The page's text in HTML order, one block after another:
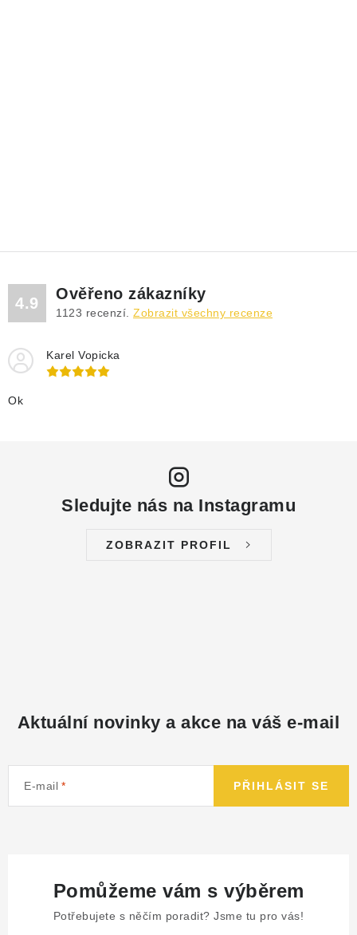
4.9
Ověřeno zákazníky
1123 recenzí. Zobrazit všechny recenze
Karel Vopicka
Ok
Sledujte nás na Instagramu
ZOBRAZIT PROFIL
Aktuální novinky a akce na váš e-mail
E-mail PŘIHLÁSIT SE
Pomůžeme vám s výběrem
Potřebujete s něčím poradit? Jsme tu pro vás!